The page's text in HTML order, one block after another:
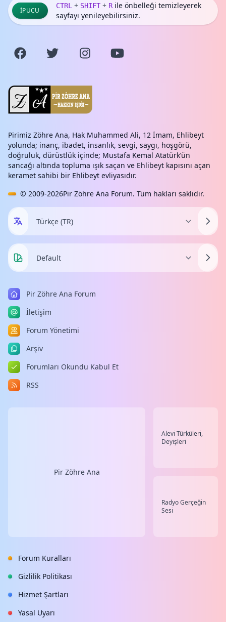
İPUCU
CTRL + SHIFT + Rile önbelleği temizleyerek
sayfayı yenileyebilirsiniz.
Pirimiz Zöhre Ana, Hak Muhammed Ali, 12 İmam, Ehlibeyt
yolunda; inanç, ibadet, insanlık, sevgi, saygı, hoşgörü,
doğruluk, dürüstlük içinde; Mustafa Kemal Atatürk’ün
sancağı altında topluma ışık saçan ve Ehlibeyt kapısını açan
keramet sahibi bir Ehlibeyt evliyasıdır.
© 2009-2026Pir Zöhre Ana Forum. Tüm hakları saklıdır.
Pir Zöhre Ana Forum
İletişim
Forum Yönetimi
Arşiv
Forumları Okundu Kabul Et
RSS
Pir Zöhre Ana
Alevi Türküleri,
Deyişleri
Radyo Gerçeğin
Sesi
Forum Kuralları
Gizlilik Politikası
Hizmet Şartları
Yasal Uyarı